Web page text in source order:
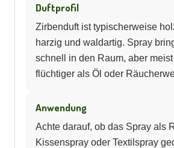
Duftprofil
Zirbenduft ist typischerweise
harzig und waldartig. Spray
schnell in den Raum, aber
flüchtiger als Öl oder
Anwendung
Achte darauf, ob das Spray als
Kissenspray oder Textilspray